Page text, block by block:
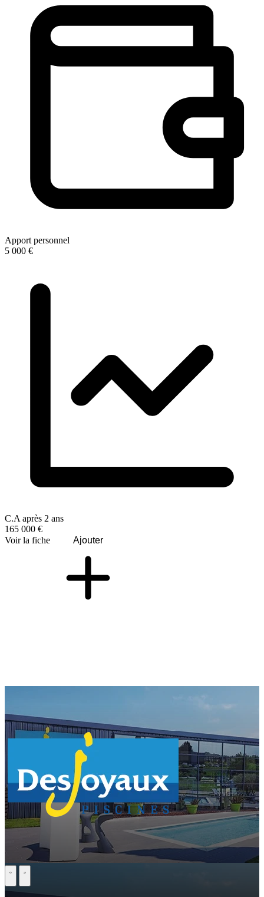
Apport personnel
5 000 €
C.A après 2 ans
165 000 €
Voir la fiche
Ajouter